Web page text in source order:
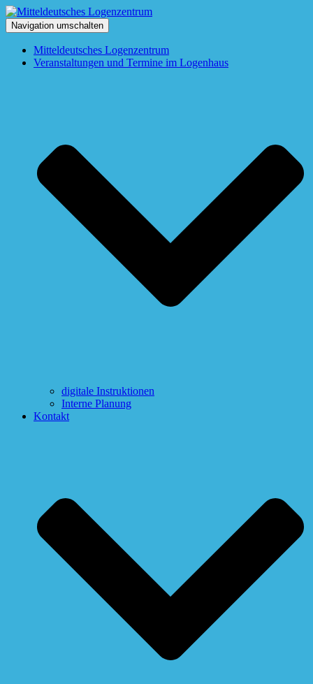
Navigation umschalten
Mitteldeutsches Logenzentrum
Veranstaltungen und Termine im Logenhaus
digitale Instruktionen
Interne Planung
Kontakt